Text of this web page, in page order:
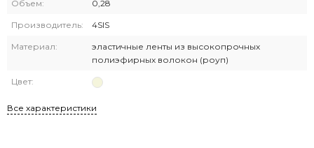
Объем: 0,28
Производитель: 4SIS
Материал:
эластичные ленты из высокопрочных
полиэфирных волокон (роуп)
Цвет:
Все характеристики